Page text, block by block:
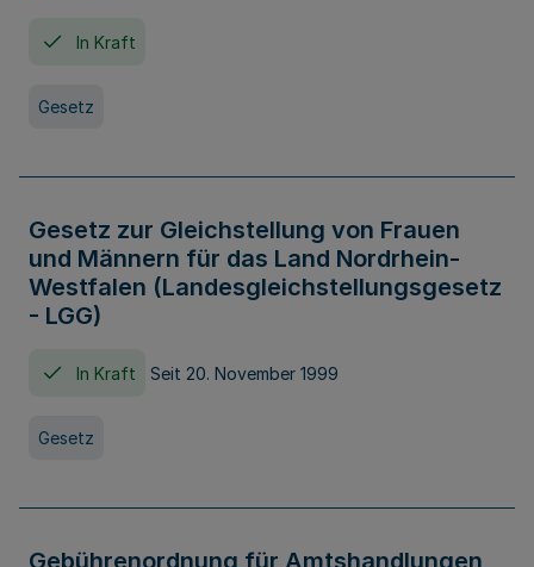
In Kraft
Gesetz
Gesetz zur Gleichstellung von Frauen
und Männern für das Land Nordrhein-
Westfalen (Landesgleichstellungsgesetz
- LGG)
In Kraft Seit 20. November 1999
Gesetz
Gebührenordnung für Amtshandlungen